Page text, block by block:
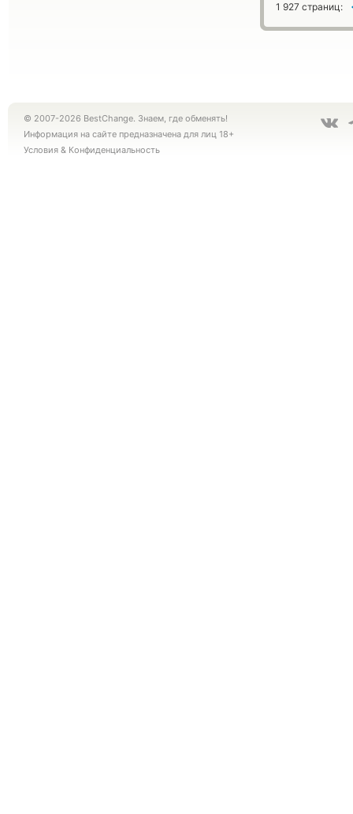
1 927 страниц:
© 2007-2026 BestChange. Знаем, где обменять!
Информация на сайте предназначена для лиц 18+
Условия & Конфиденциальность